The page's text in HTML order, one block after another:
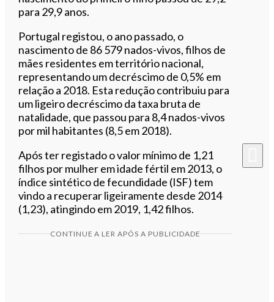
para 29,9 anos.
Portugal registou, o ano passado, o
nascimento de 86 579 nados-vivos, filhos de
mães residentes em território nacional,
representando um decréscimo de 0,5% em
relação a 2018. Esta redução contribuiu para
um ligeiro decréscimo da taxa bruta de
natalidade, que passou para 8,4 nados-vivos
por mil habitantes (8,5 em 2018).
Após ter registado o valor mínimo de 1,21
filhos por mulher em idade fértil em 2013, o
índice sintético de fecundidade (ISF) tem
vindo a recuperar ligeiramente desde 2014
(1,23), atingindo em 2019, 1,42 filhos.
CONTINUE A LER APÓS A PUBLICIDADE